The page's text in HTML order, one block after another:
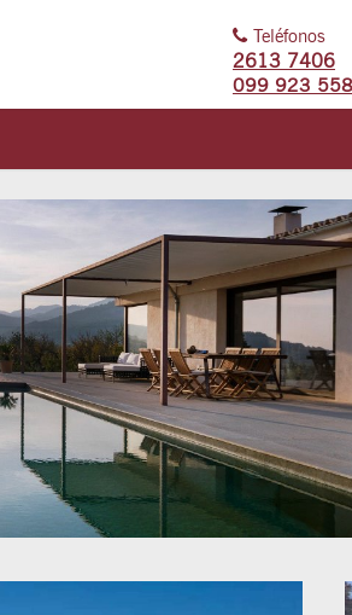
Teléfonos
2613 7406
099 923 558